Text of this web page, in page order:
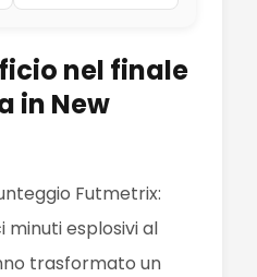
nel finale
in New
Futmetrix:
minuti esplosivi al
trasformato un